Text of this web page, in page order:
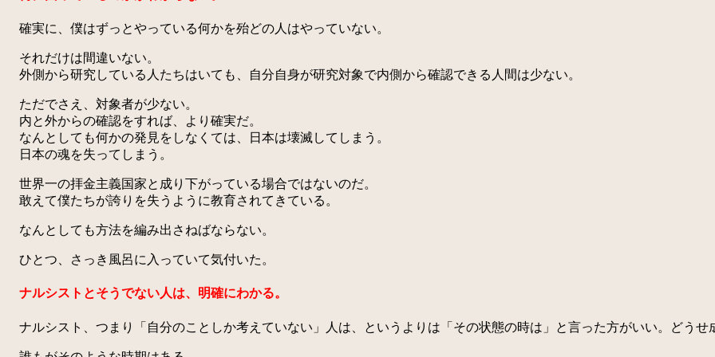
確実に、僕はずっとやっている何かを殆どの人はやっていない。
それだけは間違いない。
外側から研究している人たちはいても、自分自身が研究対象で内側から確認できる人間は少ない。
ただでさえ、対象者が少ない。
内と外からの確認をすれば、より確実だ。
なんとしても何かの発見をしなくては、日本は壊滅してしまう。
日本の魂を失ってしまう。
世界一の拝金主義国家と成り下がっている場合ではないのだ。
敢えて僕たちが誇りを失うように教育されてきている。
なんとしても方法を編み出さねばならない。
ひとつ、さっき風呂に入っていて気付いた。
ナルシストとそうでない人は、明確にわかる。
ナルシスト、つまり「自分のことしか考えていない」人は、というよりは「その状態の時は」と言った方がいい。どうせ